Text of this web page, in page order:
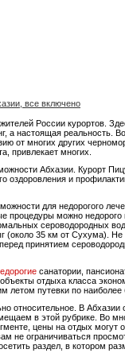
все включено
России курортов.
а настоящая реальность.
от многих других
привлекает многих.
Абхазии. Курорт
и
для недорогого
процедуры можно недорого
сероводородных
35 км от Сухума). Не
принятием
санатории,
отдыха класса
летом путевки по
относительное. В Абхазии
в этой рубрике. Во
цены на отдых могут
не ограничиваться
раздел, в котором